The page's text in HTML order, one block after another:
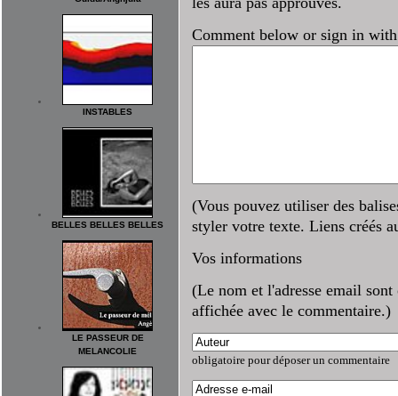
INSTABLES
BELLES BELLES BELLES
LE PASSEUR DE
MELANCOLIE
Comment below or sign in with
(Vous pouvez utiliser des
styler votre texte. Liens créés
Vos informations
(Le nom et l'adresse email
affichée avec le commentaire.)
obligatoire pour déposer un commentaire